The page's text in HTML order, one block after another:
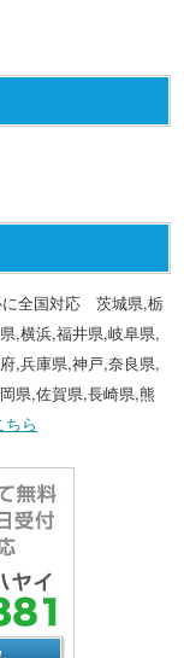
に全国対応 茨城県,栃
,横浜,福井県,岐阜県,
,兵庫県,神戸,奈良県,
県,佐賀県,長崎県,熊
ら